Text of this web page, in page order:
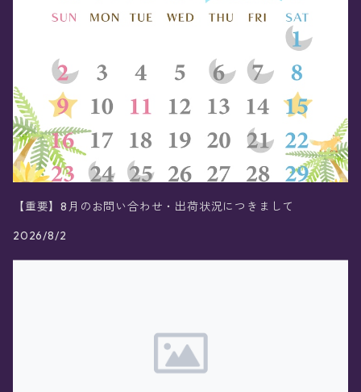
【重要】8月のお問い合わせ・出荷状況につきまして
2026/8/2